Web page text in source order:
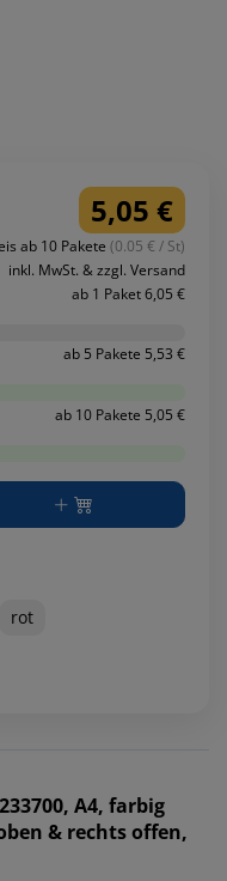
5,05 €
ab 10 Pakete (0.05 € / St)
inkl. MwSt. & zzgl. Versand
ab 1 Paket 6,05 €
ab 5 Pakete 5,53 €
ab 10 Pakete 5,05 €
rot
A4, farbig
& rechts offen,